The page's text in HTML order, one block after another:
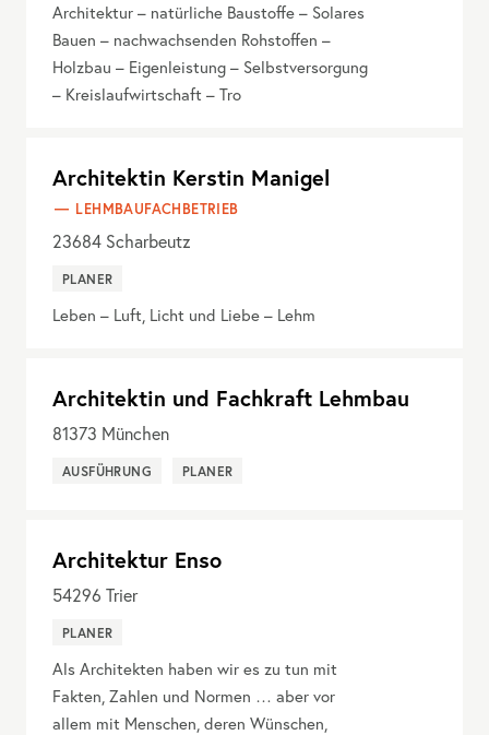
Architektur – natürliche Baustoffe – Solares
Bauen – nachwachsenden Rohstoffen –
Holzbau – Eigenleistung – Selbstversorgung
– Kreislaufwirtschaft – Tro
Architektin Kerstin Manigel
LEHMBAUFACHBETRIEB
23684 Scharbeutz
PLANER
Leben – Luft, Licht und Liebe – Lehm
Architektin und Fachkraft Lehmbau
81373 München
AUSFÜHRUNG PLANER
Architektur Enso
54296 Trier
PLANER
Als Architekten haben wir es zu tun mit
Fakten, Zahlen und Normen … aber vor
allem mit Menschen, deren Wünschen,